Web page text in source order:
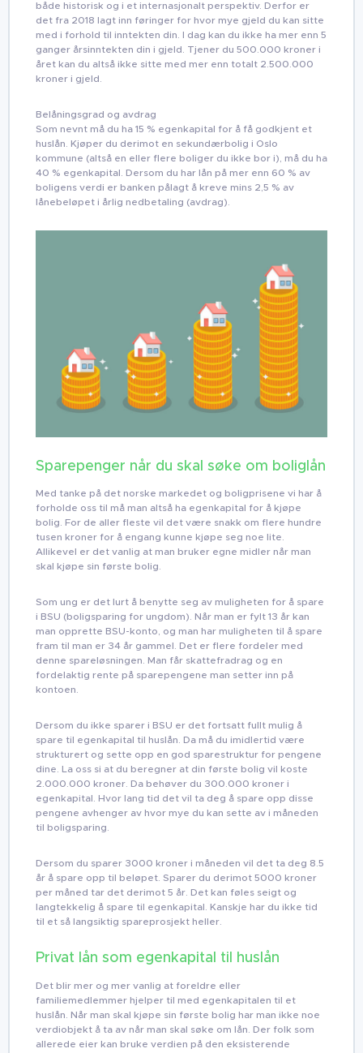
både historisk og i et internasjonalt perspektiv. Derfor er
det fra 2018 lagt inn føringer for hvor mye gjeld du kan sitte
med i forhold til inntekten din. I dag kan du ikke ha mer enn 5
ganger årsinntekten din i gjeld. Tjener du 500.000 kroner i
året kan du altså ikke sitte med mer enn totalt 2.500.000
kroner i gjeld.
Belåningsgrad og avdrag
Som nevnt må du ha 15 % egenkapital for å få godkjent et
huslån. Kjøper du derimot en sekundærbolig i Oslo
kommune (altså en eller flere boliger du ikke bor i), må du ha
40 % egenkapital. Dersom du har lån på mer enn 60 % av
boligens verdi er banken pålagt å kreve mins 2,5 % av
lånebeløpet i årlig nedbetaling (avdrag).
Sparepenger når du skal søke om boliglån
Med tanke på det norske markedet og boligprisene vi har å
forholde oss til må man altså ha egenkapital for å kjøpe
bolig. For de aller fleste vil det være snakk om flere hundre
tusen kroner for å engang kunne kjøpe seg noe lite.
Allikevel er det vanlig at man bruker egne midler når man
skal kjøpe sin første bolig.
Som ung er det lurt å benytte seg av muligheten for å spare
i BSU (boligsparing for ungdom). Når man er fylt 13 år kan
man opprette BSU-konto, og man har muligheten til å spare
fram til man er 34 år gammel. Det er flere fordeler med
denne spareløsningen. Man får skattefradrag og en
fordelaktig rente på sparepengene man setter inn på
kontoen.
Dersom du ikke sparer i BSU er det fortsatt fullt mulig å
spare til egenkapital til huslån. Da må du imidlertid være
strukturert og sette opp en god sparestruktur for pengene
dine. La oss si at du beregner at din første bolig vil koste
2.000.000 kroner. Da behøver du 300.000 kroner i
egenkapital. Hvor lang tid det vil ta deg å spare opp disse
pengene avhenger av hvor mye du kan sette av i måneden
til boligsparing.
Dersom du sparer 3000 kroner i måneden vil det ta deg 8.5
år å spare opp til beløpet. Sparer du derimot 5000 kroner
per måned tar det derimot 5 år. Det kan føles seigt og
langtekkelig å spare til egenkapital. Kanskje har du ikke tid
til et så langsiktig spareprosjekt heller.
Privat lån som egenkapital til huslån
Det blir mer og mer vanlig at foreldre eller
familiemedlemmer hjelper til med egenkapitalen til et
huslån. Når man skal kjøpe sin første bolig har man ikke noe
verdiobjekt å ta av når man skal søke om lån. Der folk som
allerede eier kan bruke verdien på den eksisterende